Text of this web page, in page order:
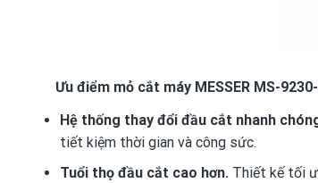
Ưu điểm mỏ cắt máy MESSER MS-
Hệ thống thay đổi đầu cắt nhanh
tiết kiệm thời gian và công sức.
Tuổi thọ đầu cắt cao hơn.Thiết kế tối